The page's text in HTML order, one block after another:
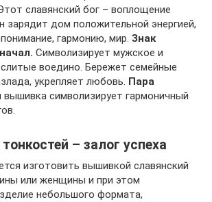
славянский бог – воплощение
зарядит дом положительной энергией,
гармонию, мир. Знак
Символизирует мужское и
воедино. Бережет семейные
укрепляет любовь. Пара
вышивка символизирует гармоничный
– залог успеха
изготовить вышивкой славянский
или женщины и при этом
небольшого формата,